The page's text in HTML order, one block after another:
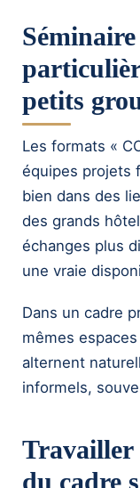
petits
Les formats «
équipes projets
bien dans des
des grands
échanges plus
une vraie
Dans un cadre
mêmes
alternent
informels,